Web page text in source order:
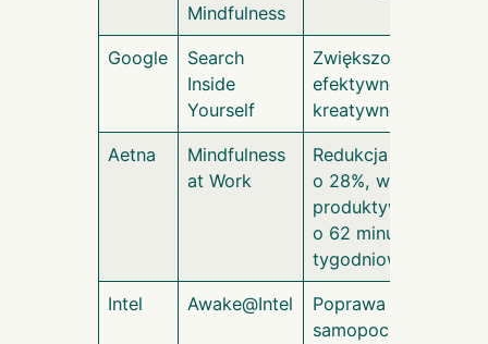
Mindfulness
Google
Search
Inside
Yourself
Zwiększona
efektywność i
kreatywność
Aetna
Mindfulness
at Work
Redukcja stresu
o 28%, wzrost
produktywności
o 62 minut
tygodniowo
Intel Awake@Intel
Poprawa
samopoczucia i